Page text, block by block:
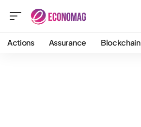
Actions Assurance Blockchain